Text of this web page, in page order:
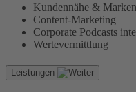
Kundennähe &
Content-Marketing
Corporate Podcasts
Wertevermittlung
Leistungen